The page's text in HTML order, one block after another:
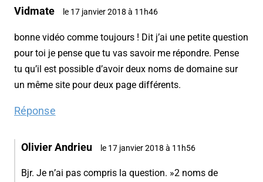
Vidmate le 17 janvier 2018 à 11h46
bonne vidéo comme toujours ! Dit j’ai une petite question
pour toi je pense que tu vas savoir me répondre. Pense
tu qu’il est possible d’avoir deux noms de domaine sur
un même site pour deux page différents.
Réponse
Olivier Andrieu le 17 janvier 2018 à 11h56
Bjr. Je n’ai pas compris la question. »2 noms de